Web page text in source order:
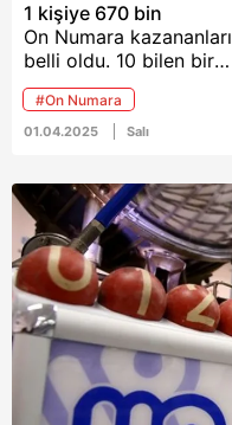
1 kişiye 670 bin
On Numara kazananları
belli oldu. 10 bilen bir
kişi, 670 bin lira
kazandı.
#On Numara
01.04.2025 Salı